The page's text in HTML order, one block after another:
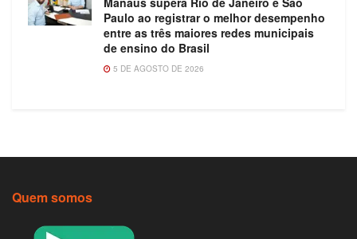
Paulo ao registrar o melhor desempenho
entre as três maiores redes municipais
de ensino do Brasil
5 DE AGOSTO DE 2026
Quem somos